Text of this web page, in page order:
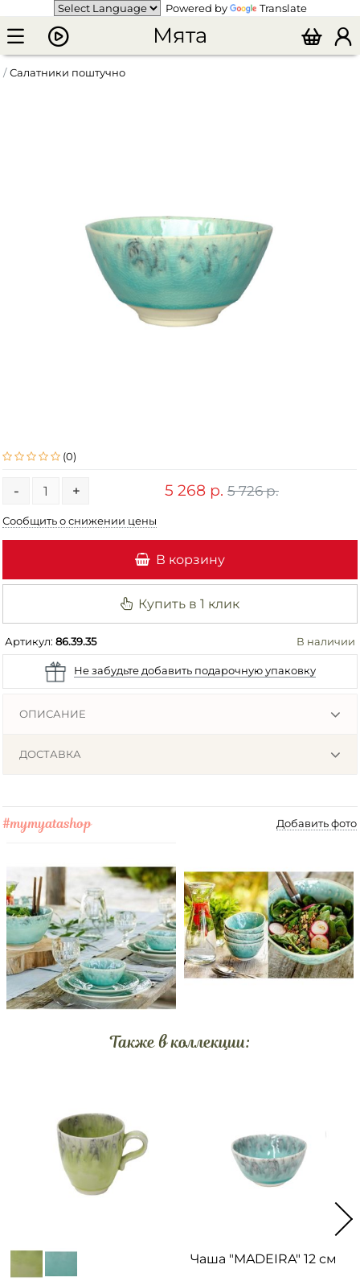
Powered by Translate
Мята
Салатники поштучно
(0)
- + 5 268 р. 5 726 р.
Сообщить о снижении цены
В корзину
Купить в 1 клик
Артикул:86.39.35 В наличии
Не забудьте добавить подарочную упаковку
ОПИСАНИЕ
ДОСТАВКА
#mymyatashop Добавить фото
Также в коллекции:
Чаша "MADEIRA" 12 см